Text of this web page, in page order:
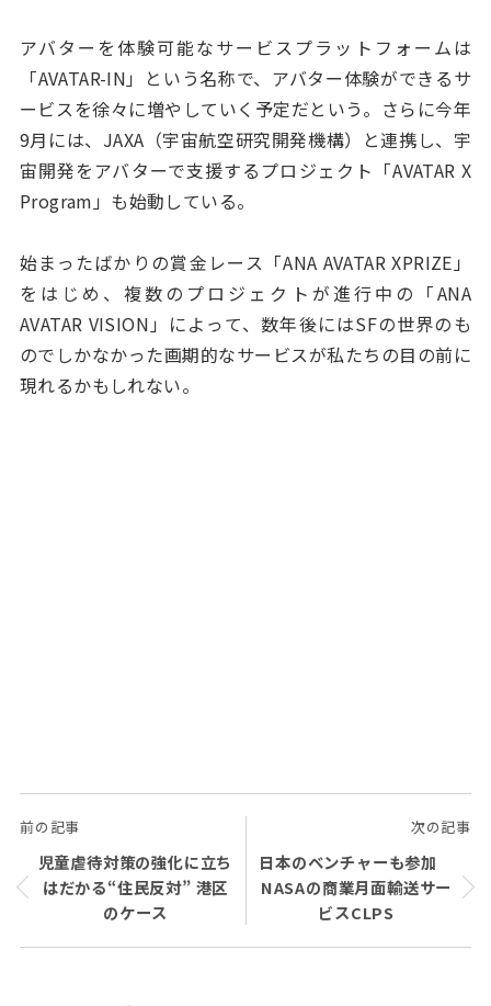
アバターを体験可能なサービスプラットフォームは
「AVATAR-IN」という名称で、アバター体験ができるサ
ービスを徐々に増やしていく予定だという。さらに今年
9月には、JAXA（宇宙航空研究開発機構）と連携し、宇
宙開発をアバターで支援するプロジェクト「AVATAR X
Program」も始動している。
始まったばかりの賞金レース「ANA AVATAR XPRIZE」
をはじめ、複数のプロジェクトが進行中の「ANA
AVATAR VISION」によって、数年後にはSFの世界のも
のでしかなかった画期的なサービスが私たちの目の前に
現れるかもしれない。
前の記事
児童虐待対策の強化に立ち
はだかる“住民反対” 港区
のケース
次の記事
日本のベンチャーも参加
NASAの商業月面輸送サー
ビスCLPS